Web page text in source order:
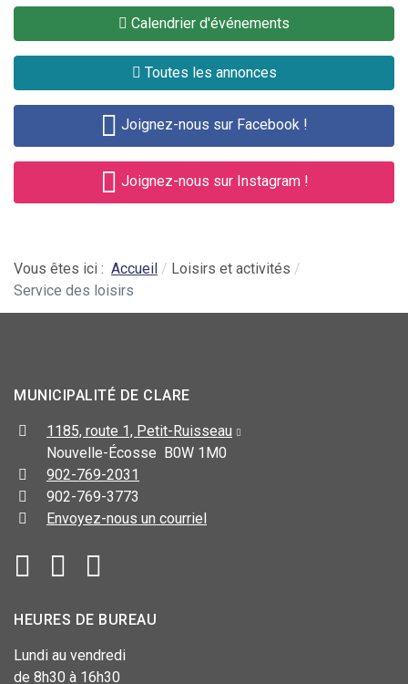
Calendrier d'événements
Toutes les annonces
Joignez-nous sur Facebook !
Joignez-nous sur Instagram !
Vous êtes ici : Accueil
Loisirs et activités
Service des loisirs
MUNICIPALITÉ DE CLARE
1185, route 1, Petit-Ruisseau
Nouvelle-Écosse B0W 1M0
902-769-2031
902-769-3773
Envoyez-nous un courriel
HEURES DE BUREAU
Lundi au vendredi
de 8h30 à 16h30